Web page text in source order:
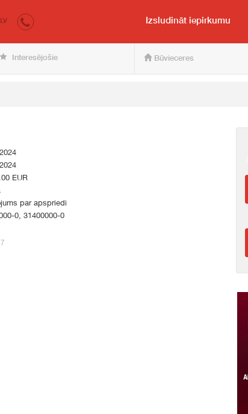
pircējam un pārdevējam
LV Izsludināt iepirkumu
Interesējošie Būvieceres
EUR
par apspriedi
0, 31400000-0